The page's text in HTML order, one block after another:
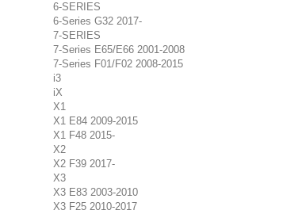
6-SERIES
6-Series G32 2017-
7-SERIES
7-Series E65/E66 2001-2008
7-Series F01/F02 2008-2015
i3
iX
X1
X1 E84 2009-2015
X1 F48 2015-
X2
X2 F39 2017-
X3
X3 E83 2003-2010
X3 F25 2010-2017